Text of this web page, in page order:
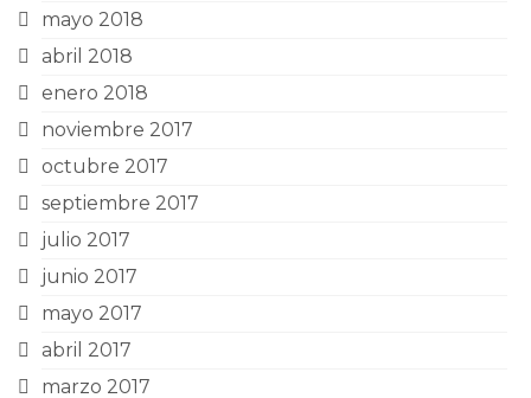
mayo 2018
abril 2018
enero 2018
noviembre 2017
octubre 2017
septiembre 2017
julio 2017
junio 2017
mayo 2017
abril 2017
marzo 2017